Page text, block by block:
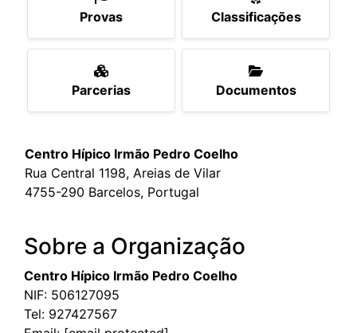
Provas Classificações
Parcerias Documentos
Centro Hípico Irmão Pedro Coelho
Rua Central 1198, Areias de Vilar
4755-290 Barcelos, Portugal
Sobre a Organização
Centro Hípico Irmão Pedro Coelho
NIF: 506127095
Tel: 927427567